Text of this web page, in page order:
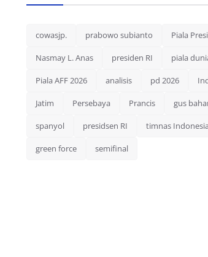
cowasjp. prabowo subianto Piala
Nasmay L. Anas presiden RI piala
Piala AFF 2026 analisis pd 2026
Jatim Persebaya Prancis gus
spanyol presidsen RI timnas
green force semifinal